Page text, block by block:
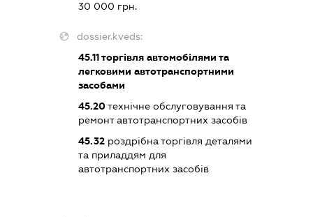
30 000 грн.
dossier.kveds:
45.11торгівля автомобілями та
легковими автотранспортними
засобами
45.20технічне обслуговування та
ремонт автотранспортних засобів
45.32 роздрібна торгівля деталями
та приладдям для
автотранспортних засобів